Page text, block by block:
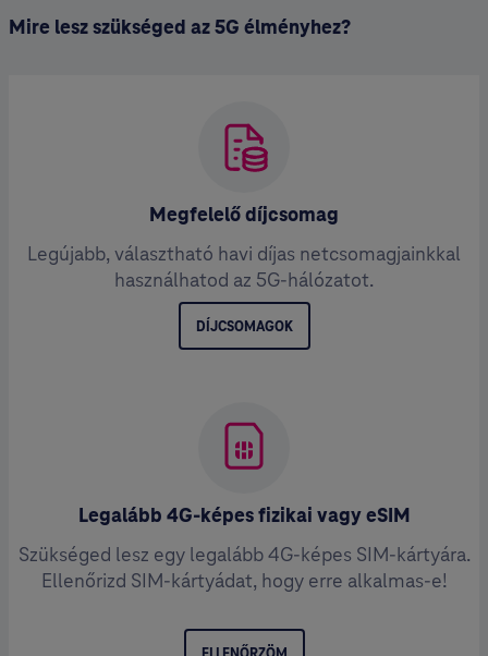
Mire lesz szükséged az 5G élményhez?
Megfelelő díjcsomag
Legújabb, választható havi díjas netcsomagjainkkal
használhatod az 5G-hálózatot.
DÍJCSOMAGOK
Legalább 4G-képes fizikai vagy eSIM
Szükséged lesz egy legalább 4G-képes SIM-kártyára.
Ellenőrizd SIM-kártyádat, hogy erre alkalmas-e!